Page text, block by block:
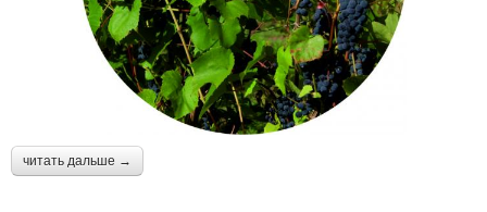
читать дальше →